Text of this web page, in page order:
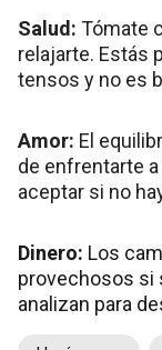
Salud: Tómate
relajarte. Estás
tensos y no es
Amor: El
de enfrentarte
aceptar si no
Dinero: Los
provechosos si
analizan para